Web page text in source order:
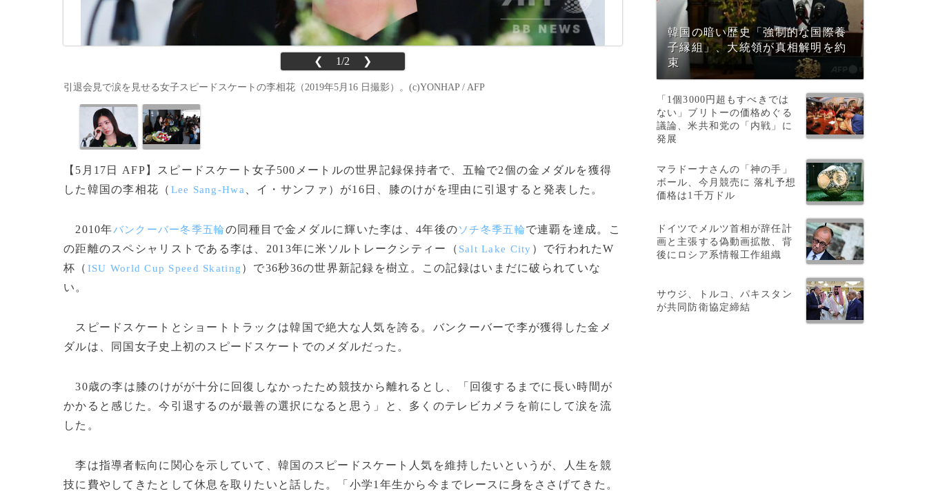
❮ 1/2 ❯
引退会見で涙を見せる女子スピードスケートの李相花（2019年5月16 日撮影）。(c)YONHAP / AFP
【5月17日 AFP】スピードスケート女子500メートルの世界記録保持者で、五輪で2個の金メダルを獲得
した韓国の李相花（ Lee Sang-Hwa 、イ・サンファ）が16日、膝のけがを理由に引退すると発表した。
2010年バンクーバー冬季五輪の同種目で金メダルに輝いた李は、4年後のソチ冬季五輪で連覇を達成。こ
の距離のスペシャリストである李は、2013年に米ソルトレークシティー（ Salt Lake City ）で行われたW
杯（ ISU World Cup Speed Skating ）で36秒36の世界新記録を樹立。この記録はいまだに破られていな
い。
スピードスケートとショートトラックは韓国で絶大な人気を誇る。バンクーバーで李が獲得した金メ
ダルは、同国女子史上初のスピードスケートでのメダルだった。
30歳の李は膝のけがが十分に回復しなかったため競技から離れるとし、「回復するまでに長い時間が
かかると感じた。今引退するのが最善の選択になると思う」と、多くのテレビカメラを前にして涙を流
した。
李は指導者転向に関心を示していて、韓国のスピードスケート人気を維持したいというが、人生を競
技に費やしてきたとして休息を取りたいと話した。「小学1年生から今までレースに身をささげてきた。
韓国の暗い歴史「強制的な国際養
子縁組」、大統領が真相解明を約
束
「1個3000円超もすべきでは
ない」ブリトーの価格めぐる
議論、米共和党の「内戦」に
発展
マラドーナさんの「神の手」
ボール、今月競売に 落札予想
価格は1千万ドル
ドイツでメルツ首相が辞任計
画と主張する偽動画拡散、背
後にロシア系情報工作組織
サウジ、トルコ、パキスタン
が共同防衛協定締結